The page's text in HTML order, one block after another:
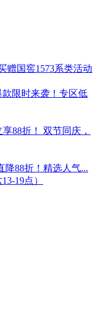
赠国窖1573系类活动
款限时来袭！专区低
88折！ 双节同庆，
降88折！精选人气...
19点）